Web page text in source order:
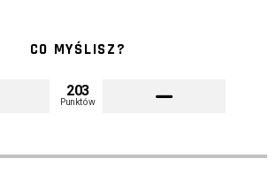
CO MYŚLISZ?
203
Punktów